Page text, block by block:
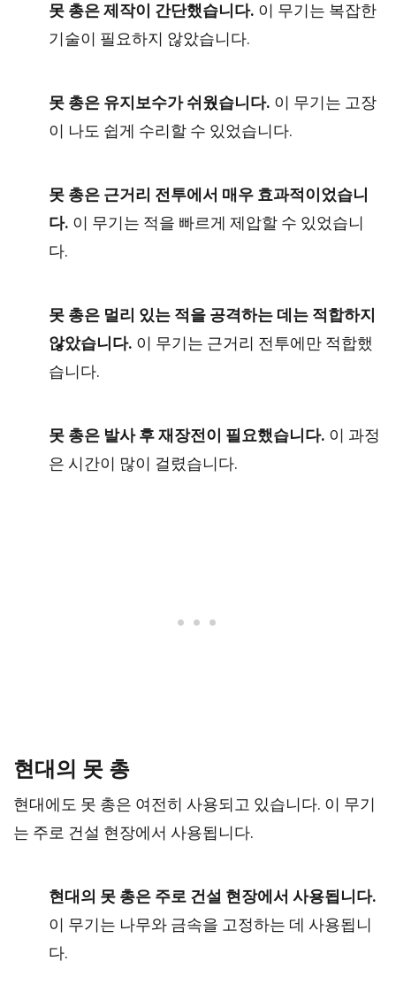
못 총은 제작이 간단했습니다. 이 무기는 복잡한
기술이 필요하지 않았습니다.
못 총은 유지보수가 쉬웠습니다. 이 무기는 고장
이 나도 쉽게 수리할 수 있었습니다.
못 총은 근거리 전투에서 매우 효과적이었습니
다. 이 무기는 적을 빠르게 제압할 수 있었습니
다.
못 총은 멀리 있는 적을 공격하는 데는 적합하지
않았습니다. 이 무기는 근거리 전투에만 적합했
습니다.
못 총은 발사 후 재장전이 필요했습니다. 이 과정
은 시간이 많이 걸렸습니다.
현대의 못 총
현대에도 못 총은 여전히 사용되고 있습니다. 이 무기
는 주로 건설 현장에서 사용됩니다.
현대의 못 총은 주로 건설 현장에서 사용됩니다.
이 무기는 나무와 금속을 고정하는 데 사용됩니
다.